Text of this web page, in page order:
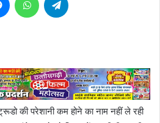
की परेशानी कम होने का नाम नहीं ले रही